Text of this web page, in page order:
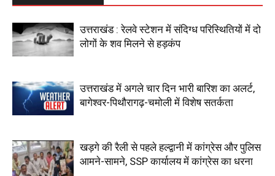
उत्तराखंड : रेलवे स्टेशन में संदिग्ध परिस्थितियों में दो
लोगों के शव मिलने से हड़कंप
उत्तराखंड में अगले चार दिन भारी बारिश का अलर्ट,
बागेश्वर-पिथौरागढ़-चमोली में विशेष सतर्कता
खड़गे की रैली से पहले हल्द्वानी में कांग्रेस और पुलिस
आमने-सामने, SSP कार्यालय में कांग्रेस का धरना